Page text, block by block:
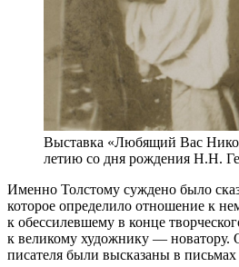
Выставка «Любящий Вас
летию со дня рождения Н.Н.
Именно Толстому суждено было
которое определило отношение к
к обессилевшему в конце
к великому художнику — новатору.
писателя были высказаны в